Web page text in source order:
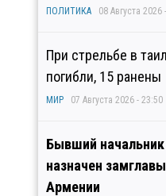
ПОЛИТИКА 08 Августа 2026
При стрельбе в
погибли, 15 ранены
МИР 07 Августа 2026 - 23:50
Бывший начальник
назначен
Армении